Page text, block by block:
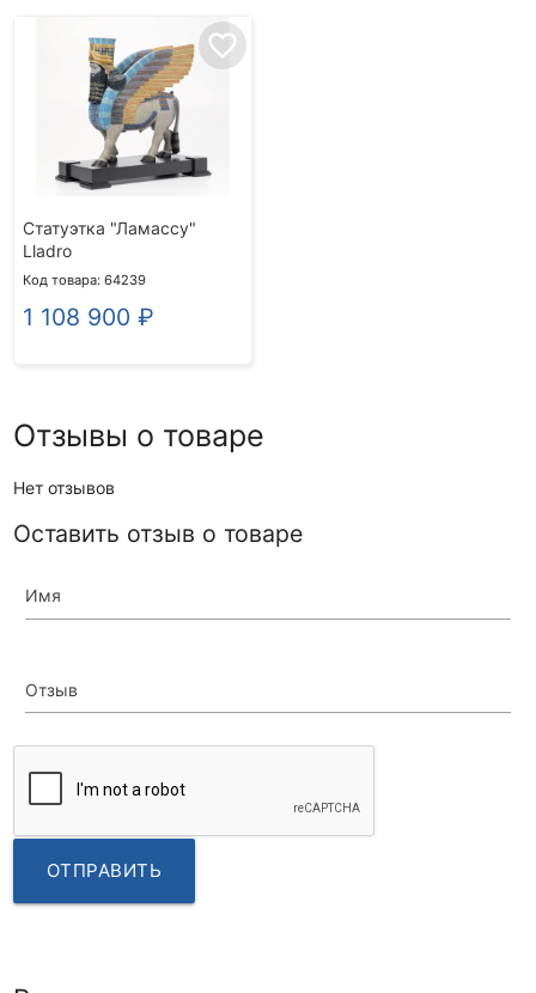
favorite_border
Статуэтка "Ламассу"
Lladro
Код товара: 64239
1 108 900 ₽
Отзывы о товаре
Нет отзывов
Оставить отзыв о товаре
Имя
Отзыв
ОТПРАВИТЬ